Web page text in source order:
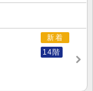
新着
14階